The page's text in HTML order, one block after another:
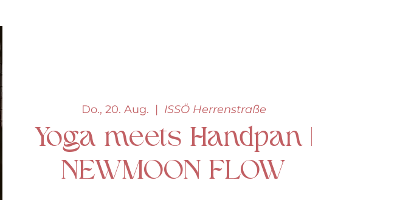
Do., 20. Aug.
  |
ISSÖ Herrenstraße
Yoga meets Handpan |
NEWMOON FLOW